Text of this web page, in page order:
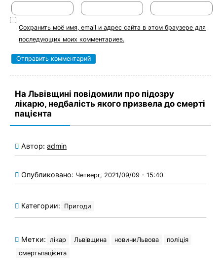
Сохранить моё имя, email и адрес сайта в этом браузере для
последующих моих комментариев.
На Львівщині повідомили про підозру
лікарю, недбалість якого призвела до смерті
пацієнта
Автор: admin
Опубликовано: Четверг, 2021/09/09 - 15:40
Категории: Пригоди
Метки: лікар Львівщина новиниЛьвова
поліція
смертьпацієнта